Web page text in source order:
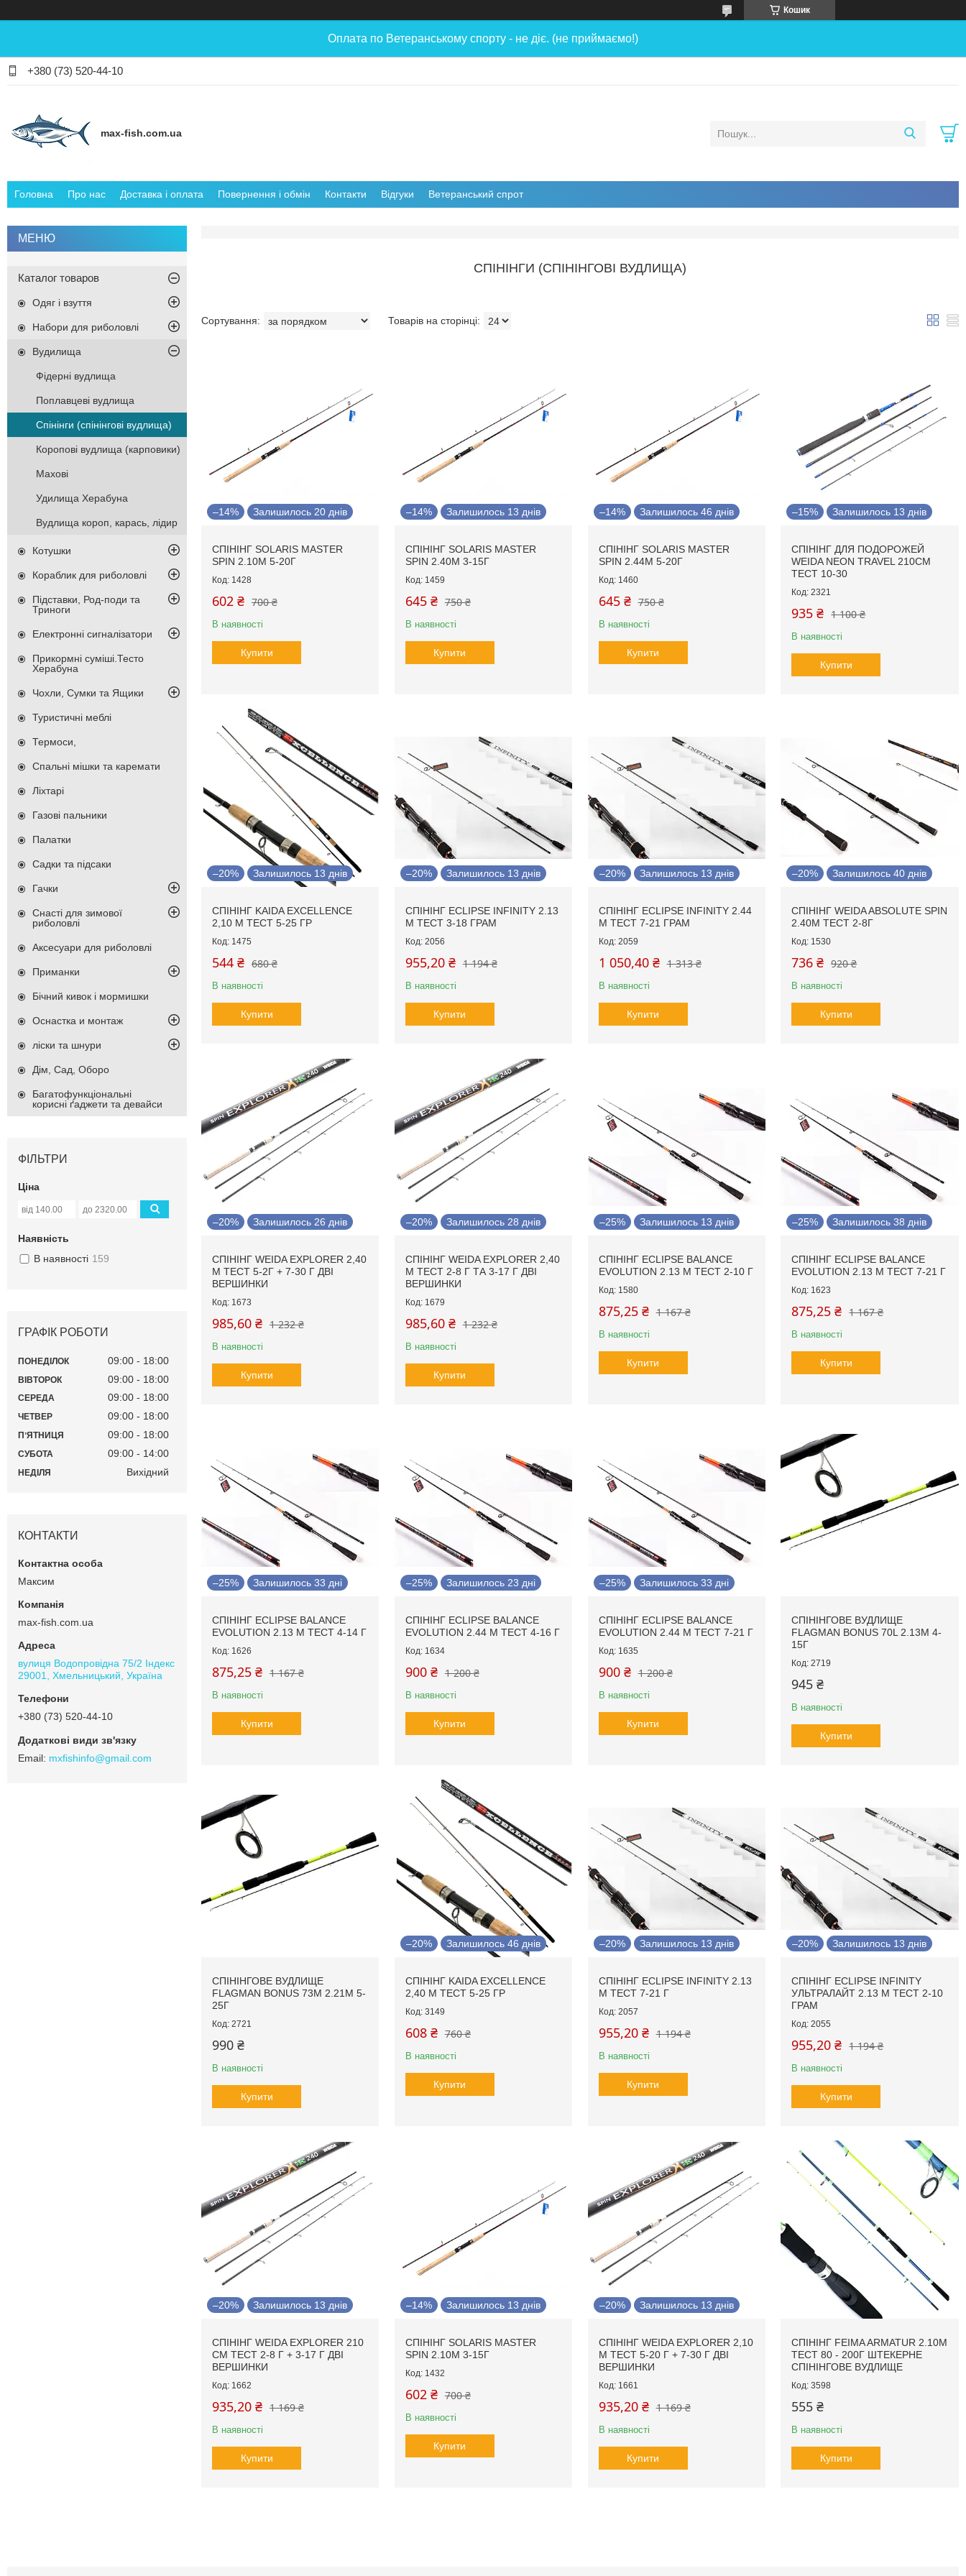
Кошик
Оплата по Ветеранському спорту - не діє. (не приймаємо!)
+380 (73) 520-44-10
max-fish.com.ua
Головна Про нас Доставка і оплата Повернення і обмін Контакти Відгуки Ветеранський спрот
СПІНІНГИ (СПІНІНГОВІ ВУДЛИЩА)
–14% Залишилось 20 днів
СПІНІНГ SOLARIS MASTER
SPIN 2.10М 5-20Г
1428
700 ₴
602 ₴
В наявності
Купити
–14% Залишилось 13 днів
СПІНІНГ SOLARIS MASTER
SPIN 2.40М 3-15Г
1459
750 ₴
645 ₴
В наявності
Купити
–14% Залишилось 46 днів
СПІНІНГ SOLARIS MASTER
SPIN 2.44М 5-20Г
1460
750 ₴
645 ₴
В наявності
Купити
–15% Залишилось 13 днів
СПІНІНГ ДЛЯ ПОДОРОЖЕЙ
WEIDA NEON TRAVEL 210СМ
ТЕСТ 10-30
2321
1 100 ₴
935 ₴
В наявності
Купити
–20% Залишилось 13 днів
СПІНІНГ KAIDA EXCELLENCE
2,10 М ТЕСТ 5-25 ГР
1475
680 ₴
544 ₴
В наявності
Купити
–20% Залишилось 13 днів
СПІНІНГ ECLIPSE INFINITY 2.13
М ТЕСТ 3-18 ГРАМ
2056
1 194 ₴
955,20 ₴
В наявності
Купити
–20% Залишилось 13 днів
СПІНІНГ ECLIPSE INFINITY 2.44
М ТЕСТ 7-21 ГРАМ
2059
1 313 ₴
1 050,40 ₴
В наявності
Купити
–20% Залишилось 40 днів
СПІНІНГ WEIDA ABSOLUTE SPIN
2.40М ТЕСТ 2-8Г
1530
920 ₴
736 ₴
В наявності
Купити
–20% Залишилось 26 днів
СПІНІНГ WEIDA EXPLORER 2,40
М ТЕСТ 5-2Г + 7-30 Г ДВІ
ВЕРШИНКИ
1673
1 232 ₴
985,60 ₴
В наявності
Купити
–20% Залишилось 28 днів
СПІНІНГ WEIDA EXPLORER 2,40
М ТЕСТ 2-8 Г ТА 3-17 Г ДВІ
ВЕРШИНКИ
1679
1 232 ₴
985,60 ₴
В наявності
Купити
–25% Залишилось 13 днів
СПІНІНГ ECLIPSE BALANCE
EVOLUTION 2.13 М ТЕСТ 2-10 Г
1580
1 167 ₴
875,25 ₴
В наявності
Купити
–25% Залишилось 38 днів
СПІНІНГ ECLIPSE BALANCE
EVOLUTION 2.13 М ТЕСТ 7-21 Г
1623
1 167 ₴
875,25 ₴
В наявності
Купити
–25% Залишилось 33 дні
СПІНІНГ ECLIPSE BALANCE
EVOLUTION 2.13 М ТЕСТ 4-14 Г
1626
1 167 ₴
875,25 ₴
В наявності
Купити
–25% Залишилось 23 дні
СПІНІНГ ECLIPSE BALANCE
EVOLUTION 2.44 М ТЕСТ 4-16 Г
1634
1 200 ₴
900 ₴
В наявності
Купити
–25% Залишилось 33 дні
СПІНІНГ ECLIPSE BALANCE
EVOLUTION 2.44 М ТЕСТ 7-21 Г
1635
1 200 ₴
900 ₴
В наявності
Купити
CПІНІНГОВE ВУДЛИЩЕ
FLAGMAN BONUS 70L 2.13М 4-
15Г
2719
945 ₴
В наявності
Купити
CПІНІНГОВE ВУДЛИЩЕ
FLAGMAN BONUS 73M 2.21М 5-
25Г
2721
990 ₴
В наявності
Купити
–20% Залишилось 46 днів
СПІНІНГ KAIDA EXCELLENCE
2,40 М ТЕСТ 5-25 ГР
3149
760 ₴
608 ₴
В наявності
Купити
–20% Залишилось 13 днів
СПІНІНГ ECLIPSE INFINITY 2.13
М ТЕСТ 7-21 Г
2057
1 194 ₴
955,20 ₴
В наявності
Купити
–20% Залишилось 13 днів
СПІНІНГ ECLIPSE INFINITY
УЛЬТРАЛАЙТ 2.13 М ТЕСТ 2-10
ГРАМ
2055
1 194 ₴
955,20 ₴
В наявності
Купити
–20% Залишилось 13 днів
СПІНІНГ WEIDA EXPLORER 210
СМ ТЕСТ 2-8 Г + 3-17 Г ДВІ
ВЕРШИНКИ
1662
1 169 ₴
935,20 ₴
В наявності
Купити
–14% Залишилось 13 днів
СПІНІНГ SOLARIS MASTER
SPIN 2.10М 3-15Г
1432
700 ₴
602 ₴
В наявності
Купити
–20% Залишилось 13 днів
СПІНІНГ WEIDA EXPLORER 2,10
М ТЕСТ 5-20 Г + 7-30 Г ДВІ
ВЕРШИНКИ
1661
1 169 ₴
935,20 ₴
В наявності
Купити
СПІНІНГ FEIMA ARMATUR 2.10M
ТЕСТ 80 - 200Г ШТЕКЕРНЕ
СПІНІНГОВЕ ВУДЛИЩЕ
3598
555 ₴
В наявності
Купити
Каталог товаров
Одяг і взуття
Набори для риболовлі
Вудилища
Фідерні вудлища
Поплавцеві вудлища
Спінінги (спінінгові вудлища)
Коропові вудлища (карповики)
Махові
Удилища Херабуна
Вудлища короп, карась, лідир
Котушки
Кораблик для риболовлі
Підставки, Род-поди та
Триноги
Електронні сигналізатори
Прикормні суміші.Тесто
Херабуна
Чохли, Сумки та Ящики
Туристичні меблі
Термоси,
Спальні мішки та каремати
Ліхтарі
Газові пальники
Палатки
Садки та підсаки
Гачки
Снасті для зимової
риболовлі
Аксесуари для риболовлі
Приманки
Бічний кивок і мормишки
Оснастка и монтаж
ліски та шнури
Дім, Сад, Оборо
Багатофункціональні
корисні ґаджети та девайси
ФІЛЬТРИ
Ціна
Наявність
В наявності 159
ГРАФІК РОБОТИ
ПОНЕДІЛОК 09:00 18:00
ВІВТОРОК 09:00 18:00
СЕРЕДА 09:00 18:00
ЧЕТВЕР 09:00 18:00
ПʼЯТНИЦЯ 09:00 18:00
СУБОТА 09:00 14:00
НЕДІЛЯ Вихідний
КОНТАКТИ
Максим
max-fish.com.ua
вулиця Водопровідна 75/2 Індекс
29001, Хмельницький, Україна
+380 (73) 520-44-10
mxfishinfo@gmail.com